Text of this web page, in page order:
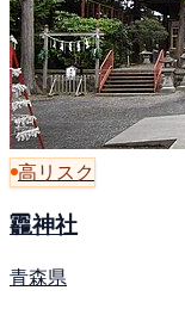
高リスク
龗神社
青森県